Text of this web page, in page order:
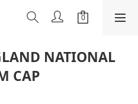
NATIONAL
CAP